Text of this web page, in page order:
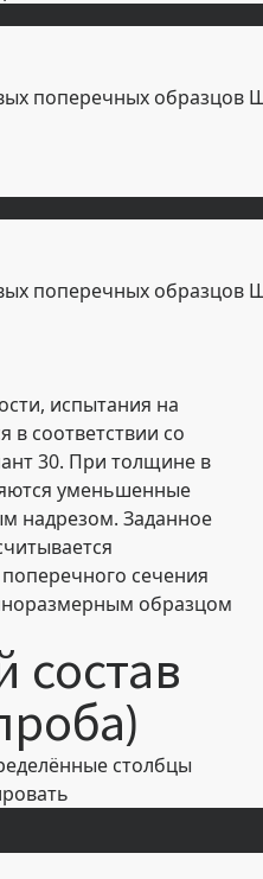
поперечных
поперечных
испытания на
в соответствии со
30. При толщине в
уменьшенные
надрезом. Заданное
сечения
образцом
состав
столбцы